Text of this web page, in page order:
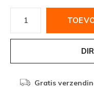
Gratis